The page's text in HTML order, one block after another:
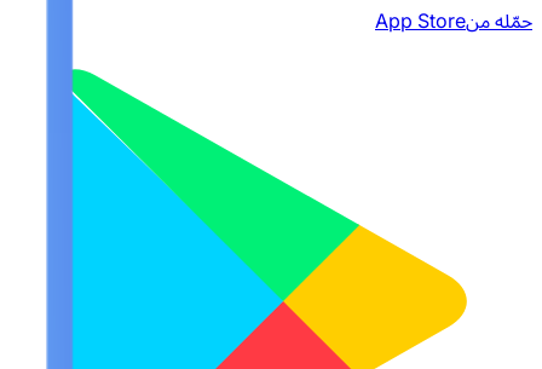
حمّله منApp Store